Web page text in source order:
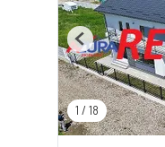
1 / 18
Previous